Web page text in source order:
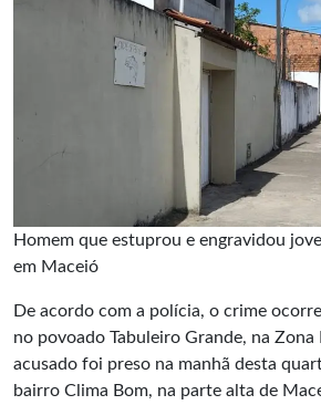
Homem que estuprou e engravidou
em Maceió
De acordo com a polícia, o crime
no povoado Tabuleiro Grande, na Zona
acusado foi preso na manhã desta
bairro Clima Bom, na parte alta de